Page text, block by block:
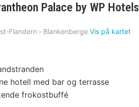
Palace by WP Hotels
Flandern › Blankenberge Vis på kartet
hotell med bar og terrasse
frokostbuffé